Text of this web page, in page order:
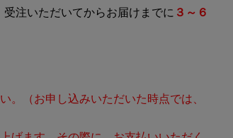
注いただいてからお届けまでに ３～６
。（お申し込みいただいた時点では、